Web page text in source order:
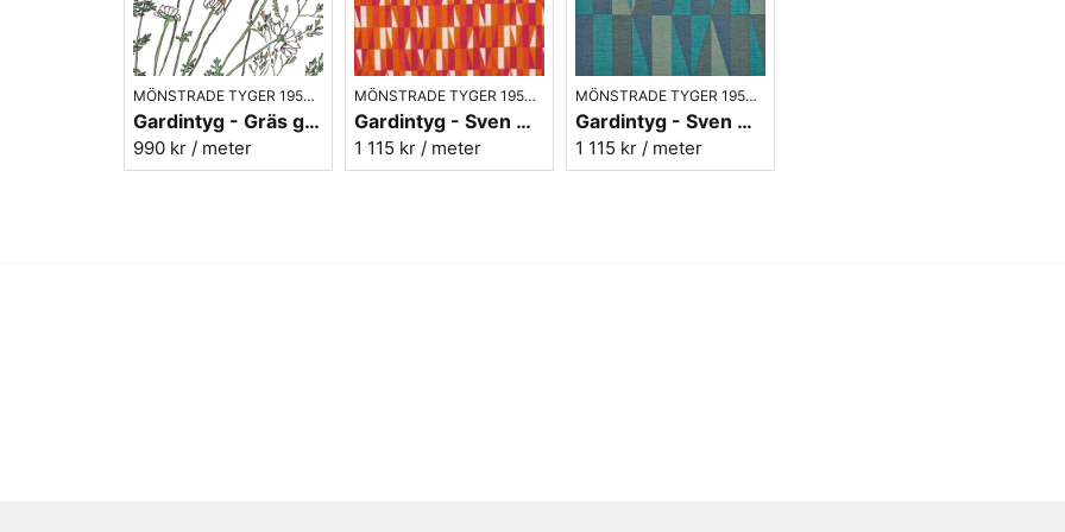
MÖNSTRADE TYGER 1950- 70-TAL
Gardintyg - Gräs grön - Ljungbergs textil
990 kr / meter
MÖNSTRADE TYGER 1950- 70-TAL
Gardintyg - Sven Markelius - Prisma röd/orange
1 115 kr / meter
MÖNSTRADE TYGER 1950- 70-TAL
Gardintyg - Sven Markelius - Prisma XL - blågrön
1 115 kr / meter